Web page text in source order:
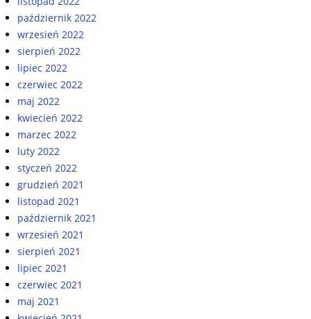
październik 2022
wrzesień 2022
sierpień 2022
lipiec 2022
czerwiec 2022
maj 2022
kwiecień 2022
marzec 2022
luty 2022
styczeń 2022
grudzień 2021
listopad 2021
październik 2021
wrzesień 2021
sierpień 2021
lipiec 2021
czerwiec 2021
maj 2021